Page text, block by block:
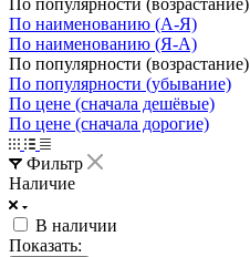
По наименованию (А-Я)
По наименованию (Я-А)
По популярности (возрастание)
По популярности (убывание)
По цене (сначала дешёвые)
По цене (сначала дорогие)
Фильтр
Наличие
В наличии
Показать: